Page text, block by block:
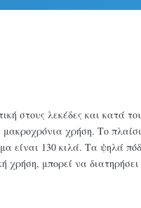
στους λεκέδες και κατά
χρήση. Το
είναι 130 κιλά. Τα ψηλά
μπορεί να